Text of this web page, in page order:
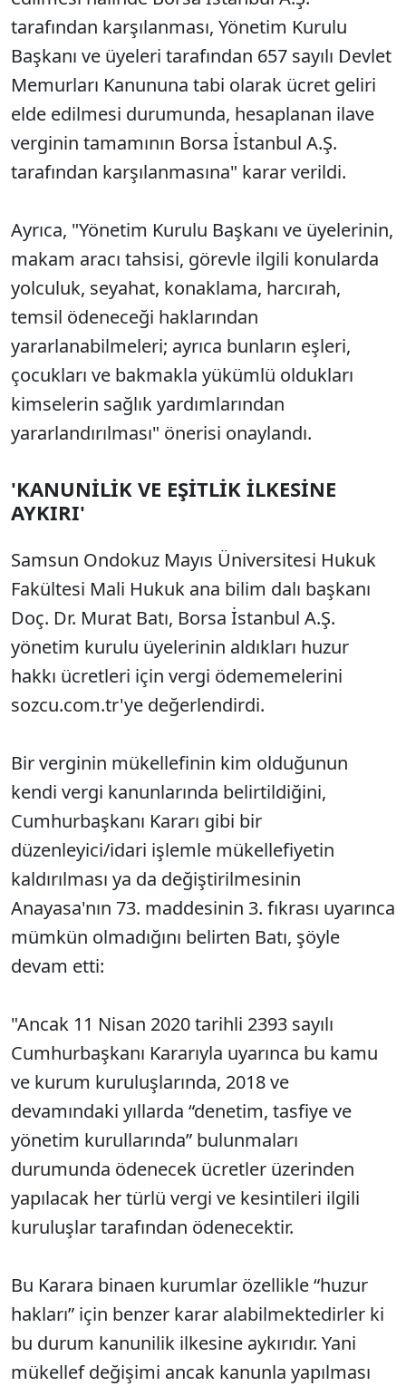
tarafından karşılanması, Yönetim Kurulu
Başkanı ve üyeleri tarafından 657 sayılı Devlet
Memurları Kanununa tabi olarak ücret geliri
elde edilmesi durumunda, hesaplanan ilave
verginin tamamının Borsa İstanbul A.Ş.
tarafından karşılanmasına" karar verildi.
Ayrıca, "Yönetim Kurulu Başkanı ve üyelerinin,
makam aracı tahsisi, görevle ilgili konularda
yolculuk, seyahat, konaklama, harcırah,
temsil ödeneceği haklarından
yararlanabilmeleri; ayrıca bunların eşleri,
çocukları ve bakmakla yükümlü oldukları
kimselerin sağlık yardımlarından
yararlandırılması" önerisi onaylandı.
'KANUNİLİK VE EŞİTLİK İLKESİNE
AYKIRI'
Samsun Ondokuz Mayıs Üniversitesi Hukuk
Fakültesi Mali Hukuk ana bilim dalı başkanı
Doç. Dr. Murat Batı, Borsa İstanbul A.Ş.
yönetim kurulu üyelerinin aldıkları huzur
hakkı ücretleri için vergi ödememelerini
sozcu.com.tr'ye değerlendirdi.
Bir verginin mükellefinin kim olduğunun
kendi vergi kanunlarında belirtildiğini,
Cumhurbaşkanı Kararı gibi bir
düzenleyici/idari işlemle mükellefiyetin
kaldırılması ya da değiştirilmesinin
Anayasa'nın 73. maddesinin 3. fıkrası uyarınca
mümkün olmadığını belirten Batı, şöyle
devam etti:
"Ancak 11 Nisan 2020 tarihli 2393 sayılı
Cumhurbaşkanı Kararıyla uyarınca bu kamu
ve kurum kuruluşlarında, 2018 ve
devamındaki yıllarda “denetim, tasfiye ve
yönetim kurullarında” bulunmaları
durumunda ödenecek ücretler üzerinden
yapılacak her türlü vergi ve kesintileri ilgili
kuruluşlar tarafından ödenecektir.
Bu Karara binaen kurumlar özellikle “huzur
hakları” için benzer karar alabilmektedirler ki
bu durum kanunilik ilkesine aykırıdır. Yani
mükellef değişimi ancak kanunla yapılması